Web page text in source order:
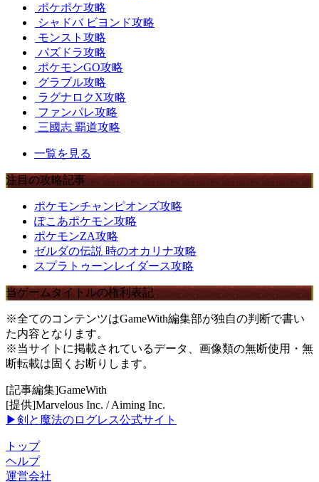
ポケポケ攻略
シャドバ ビヨンド攻略
モンスト攻略
パズドラ攻略
ポケモンGO攻略
グラブル攻略
ラグナロクX攻略
ファンパレ攻略
三國志 覇道攻略
一覧を見る
注目の攻略記事
ポケモンチャンピオンズ攻略
ぽこあポケモン攻略
ポケモンZA攻略
ゼルダの伝説 時のオカリナ攻略
スプラトゥーンレイダース攻略
当ゲームタイトルの権利表記
※全てのコンテンツはGameWith編集部が独自の判断で書い
た内容となります。
※当サイトに掲載されているデータ、画像類の無断使用・無
断転載は固くお断りします。
[記事編集]GameWith
[提供]Marvelous Inc. / Aiming Inc.
▶剣と魔法のログレス公式サイト
トップ
ヘルプ
運営会社